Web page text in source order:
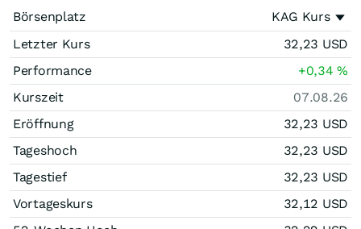
Börsenplatz
KAG Kurs
Letzter Kurs
32,23 USD
Performance
+0,34%
Kurszeit
07.08.26
Eröffnung
32,23 USD
Tageshoch
32,23 USD
Tagestief
32,23 USD
Vortageskurs
32,12 USD